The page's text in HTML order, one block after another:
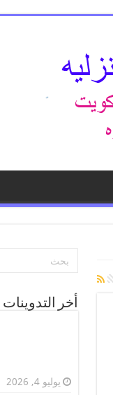
أخر التدوينات
يوليو 4, 2026